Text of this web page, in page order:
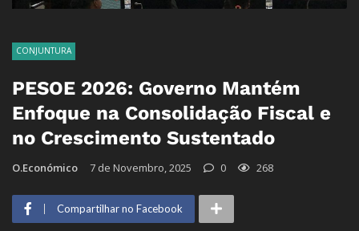
CONJUNTURA
PESOE 2026: Governo Mantém
Enfoque na Consolidação Fiscal e
no Crescimento Sustentado
O.Económico 7 de Novembro, 2025 0 268
Compartilhar no Facebook